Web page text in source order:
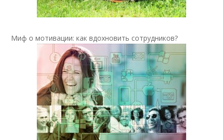
Миф о мотивации: как вдохновить сотрудников?